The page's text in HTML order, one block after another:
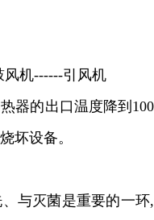
风机------引风机
器的出口温度降到 100
坏设备。
与灭菌是重要的一环,